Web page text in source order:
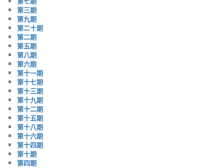
第三期
第九期
第二十期
第二期
第五期
第八期
第六期
第十一期
第十七期
第十三期
第十九期
第十二期
第十五期
第十八期
第十六期
第十四期
第十期
第四期